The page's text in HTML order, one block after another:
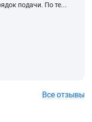
подачи. По те...
Все отзывы